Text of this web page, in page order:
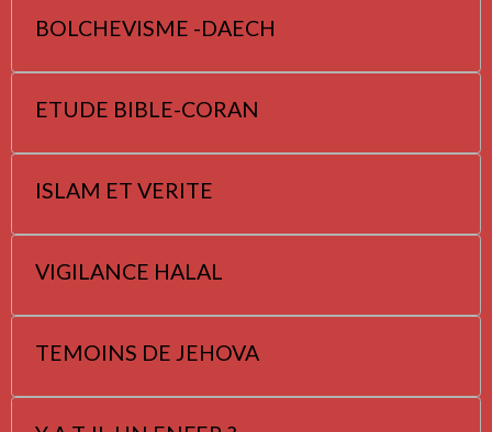
BOLCHEVISME -DAECH
ETUDE BIBLE-CORAN
ISLAM ET VERITE
VIGILANCE HALAL
TEMOINS DE JEHOVA